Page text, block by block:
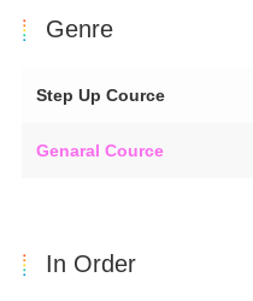
Genre
Step Up Cource
Genaral Cource
In Order